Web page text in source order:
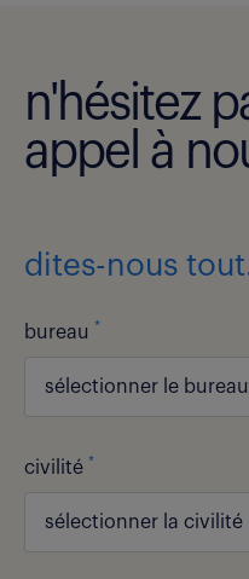
n'hésitez
appel à
dites-nous
bureau *
sélectionner le bureau
civilité *
sélectionner la civilité